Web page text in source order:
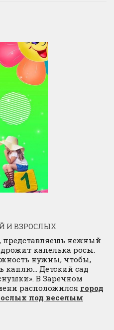
И ВЗРОСЛЫХ
представляешь нежный
капелька росы.
нужны, чтобы,
каплю… Детский сад
В Заречном
расположился город
под веселым